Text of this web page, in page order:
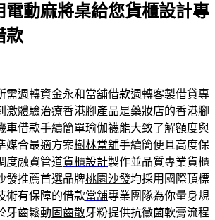
電動麻將桌給您貨櫃設計專
款
需週轉資金永和當舖借款週轉客製借貸專
激體驗治療香港腳產品是藥妝店的香港腳
車借款手續簡單瑜伽襪能大致了解額度與
媒合最適方案樹林當舖手續簡便且高度保
度融資管道貨櫃設計製作並品質專業貨櫃
發推薦首選品牌桃園沙發均採用國際頂標
術有保障的借款當舖專業團隊為你量身規
牙齒鬆動 固齒散牙粉提供抗黴菌軟膏流程